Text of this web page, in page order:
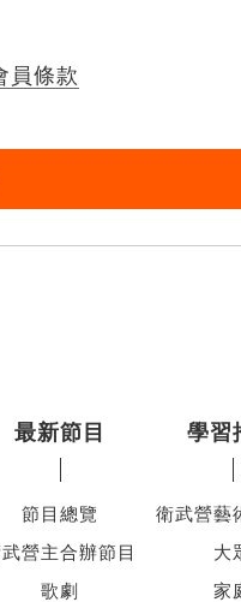
員條款
最新節目
節目總覽
營主合辦節目
歌劇
學習
衛武營藝
大
家